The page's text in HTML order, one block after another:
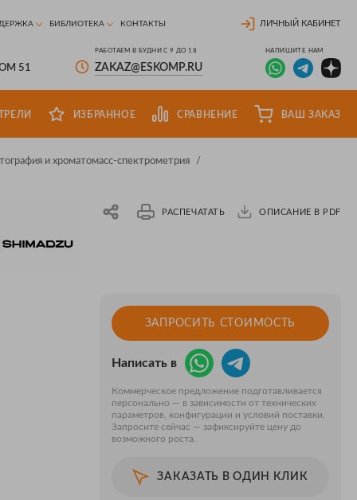
БИБЛИОТЕКА КОНТАКТЫ ЛИЧНЫЙ КАБИНЕТ
51
РАБОТАЕМ В БУДНИ С 9 ДО 18
ZAKAZ@ESKOMP.RU
НАПИШИТЕ НАМ
ИЗБРАННОЕ СРАВНЕНИЕ ВАШ ЗАКАЗ
и хроматомасс-спектрометрия
/
РАСПЕЧАТАТЬ ОПИСАНИЕ В PDF
ЗАПРОСИТЬ СТОИМОСТЬ
Написать в
Коммерческое предложение подготавливается
персонально — в зависимости от технических
параметров, конфигурации и условий поставки.
Запросите сейчас — зафиксируйте цену до
возможного роста.
ЗАКАЗАТЬ В ОДИН КЛИК